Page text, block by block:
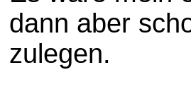
dann aber
zulegen.